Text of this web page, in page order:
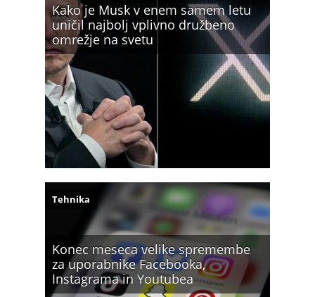
Kako je Musk v enem samem letu
uničil najbolj vplivno družbeno
omrežje na svetu
Konec meseca velike spremembe
za uporabnike Facebooka,
Instagrama in Youtubea
Tehnika